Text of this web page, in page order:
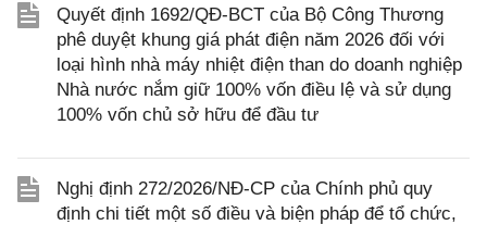
Quyết định 1692/QĐ-BCT của Bộ Công Thương
phê duyệt khung giá phát điện năm 2026 đối với
loại hình nhà máy nhiệt điện than do doanh nghiệp
Nhà nước nắm giữ 100% vốn điều lệ và sử dụng
100% vốn chủ sở hữu để đầu tư
Nghị định 272/2026/NĐ-CP của Chính phủ quy
định chi tiết một số điều và biện pháp để tổ chức,